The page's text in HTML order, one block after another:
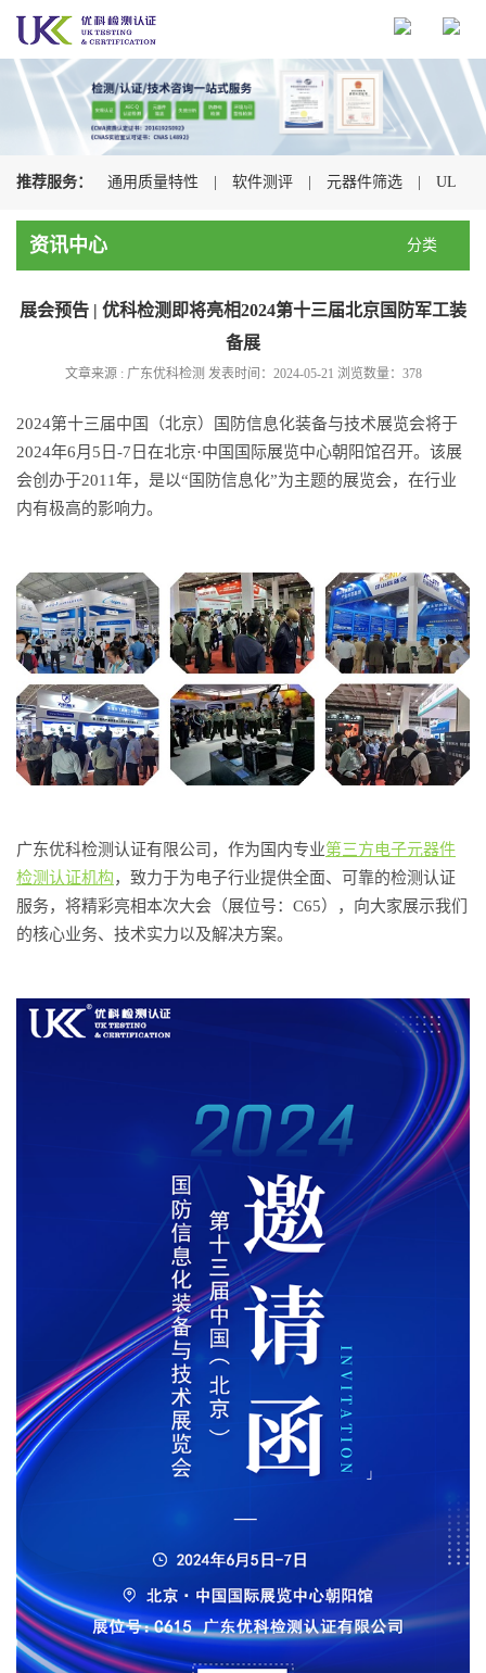
推荐服务： 通用质量特性 | 软件测评 | 元器件筛选 | UL
认证 | CSA认证
资讯中心 分类
展会预告 | 优科检测即将亮相2024第十三届北京国防军工装
备展
文章来源 : 广东优科检测 发表时间：2024-05-21 浏览数量： 378
2024第十三届中国（北京）国防信息化装备与技术展览会将于
2024年6月5日-7日在北京·中国国际展览中心朝阳馆召开。该展
会创办于2011年，是以“国防信息化”为主题的展览会，在行业
内有极高的影响力。
广东优科检测认证有限公司，作为国内专业第三方电子元器件
检测认证机构，致力于为电子行业提供全面、可靠的检测认证
服务，将精彩亮相本次大会（展位号：C65），向大家展示我们
的核心业务、技术实力以及解决方案。